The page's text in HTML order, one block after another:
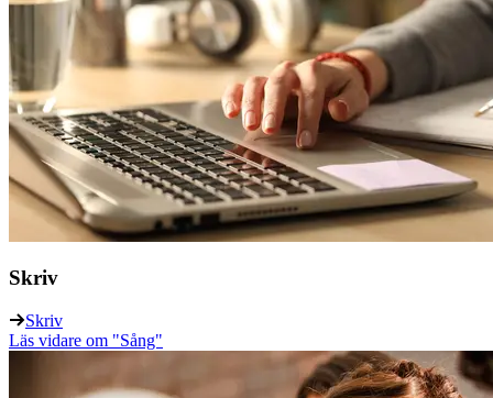
Skriv
Skriv
Läs vidare om "Sång"